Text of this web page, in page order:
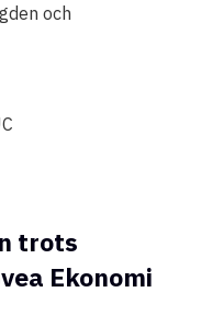
och
trots
Ekonomi